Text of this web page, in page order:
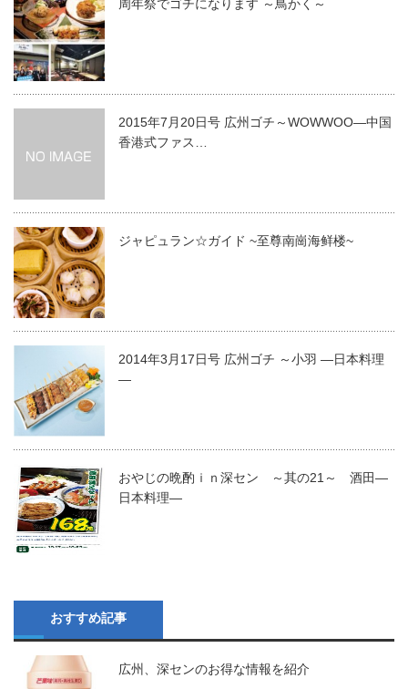
周年祭でゴチになります ～鳥かく～
2015年7月20日号 広州ゴチ～WOWWOO―中国
香港式ファス…
ジャピュラン☆ガイド ~至尊南崗海鲜楼~
2014年3月17日号 広州ゴチ ～小羽 ―日本料理
―
おやじの晩酌ｉｎ深セン ～其の21～ 酒田―
日本料理―
おすすめ記事
広州、深センのお得な情報を紹介